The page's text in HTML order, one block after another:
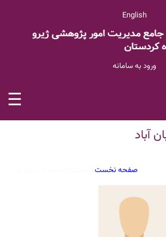
English
ورود به سامانه
☰
آباد
صفحه نخست